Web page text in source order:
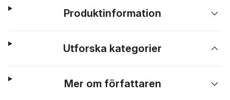
Produktinformation
Utforska kategorier
Mer om författaren